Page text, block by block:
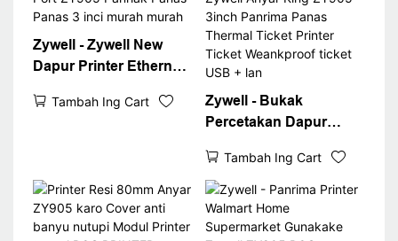
Zywell - Zywell New
Dapur Printer Ethernet
Panriak Panas Panas 3
Tambah Ing Cart
Zywell - Bukak
Percetakan Dapur
King ZY905 3inch
Panrima Panas
Thermal Ticket Printer
Ticket Weankproof
Tambah Ing Cart